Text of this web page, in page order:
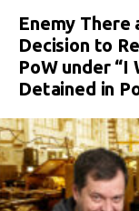
Enemy There
Decision to
PoW under “I
Detained in